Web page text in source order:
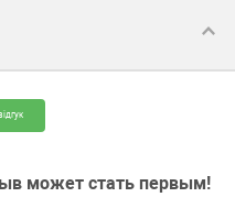
может стать первым!